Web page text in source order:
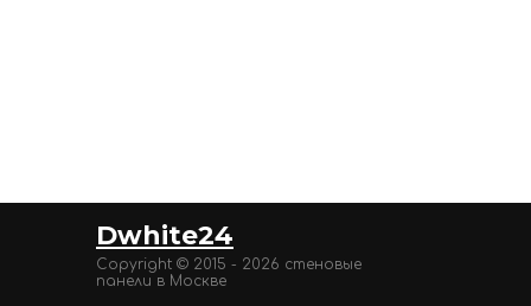
Copyright © 2015 - 2026 стеновые
панели в Москве
Dwhite24